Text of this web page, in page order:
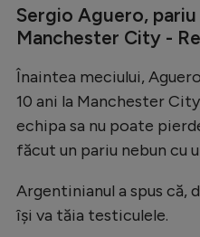
Tenis
Handbal
Natație
Formula 1
Gimnastică
Sergio Aguero,
Manchester City -
Înaintea meciului,
10 ani la Manchester
echipa sa nu poate
făcut un pariu nebun cu
Argentinianul a spus că,
își va tăia testiculele.